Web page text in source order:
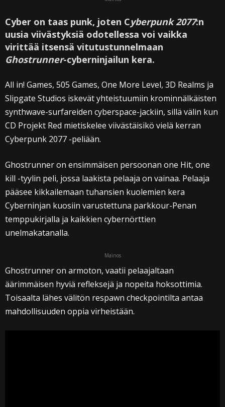
Cyber on taas punk, joten Cyberpunk 2077:n
uusia viivästyksiä odotellessa voi vaikka
virittää itsensä vitutustunnelmaan
Ghostrunner-cyberninjailun kera.
All in! Games, 505 Games, One More Level, 3D Realms ja
Slipgate Studios iskevät yhteistuumiin krominnälkäisten
synthwave-surfareiden cyberspace-jackiin, sillä välin kun
CD Projekt Red mietiskelee viivästäisikö vielä kerran
Cyberpunk 2077 -peliään.
Ghostrunner on ensimmäisen persoonan one Hit, one
kill -tyylin peli, jossa laakista pelaaja on vainaa. Pelaaja
pääsee kikkailemaan tuhansien kuolemien kera
Cyberninjan kuosiin varustettuna parkkour-Penan
temppukirjalla ja kaikkien cybernörttien
unelmakatanalla.
Mainos
Ghostrunner on armoton, vaatii pelaajaltaan
äärimmäisen hyviä refleksejä ja nopeita hoksottimia.
Toisaalta lähes välitön respawn checkpointilta antaa
mahdollisuuden oppia virheistään.